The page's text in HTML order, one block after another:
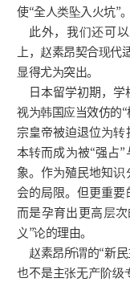
使“全人类坠入火坑”
此外，我们还可
上，赵素昂契合现代
显得尤为突出。
日本留学初期，
视为韩国应当效仿的
宗皇帝被迫退位为
本转而成为被“强占
象。作为殖民地知
会的局限。但更重要
而是孕育出更高层
义”论的理由。
赵素昂所谓的“新民
也不是主张无产阶级